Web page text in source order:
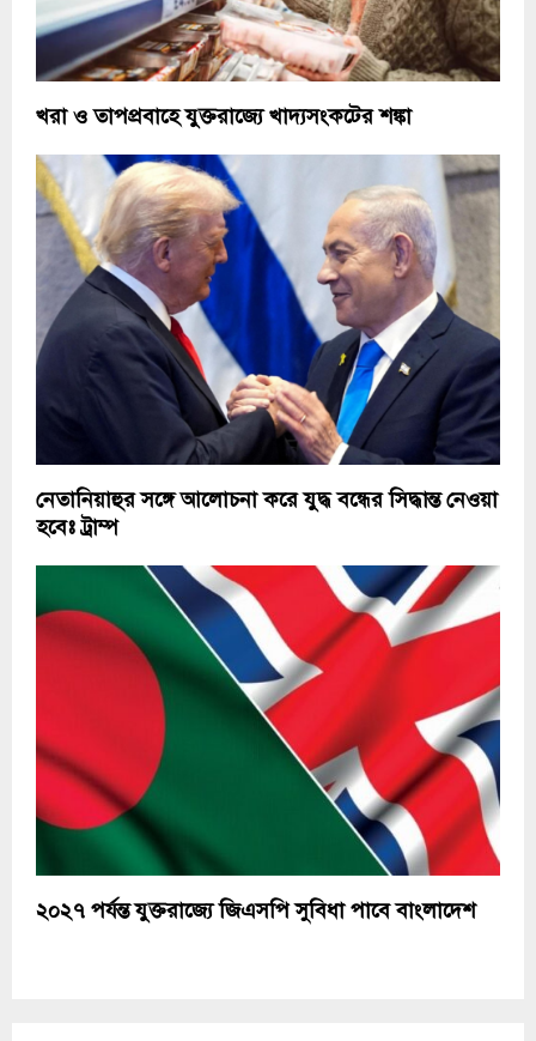
খরা ও তাপপ্রবাহে যুক্তরাজ্যে খাদ্যসংকটের শঙ্কা
নেতানিয়াহুর সঙ্গে আলোচনা করে যুদ্ধ বন্ধের সিদ্ধান্ত নেওয়া
হবেঃ ট্রাম্প
২০২৭ পর্যন্ত যুক্তরাজ্যে জিএসপি সুবিধা পাবে বাংলাদেশ